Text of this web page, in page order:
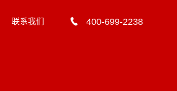
联系我们 400-699-2238